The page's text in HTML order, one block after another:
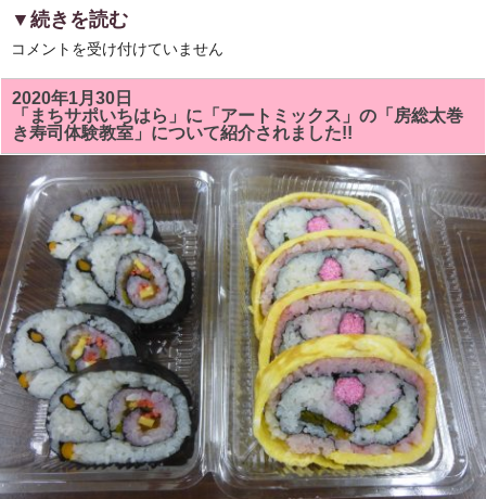
▼続きを読む
「伝
の
祭
り
ず
し．
美
い
ヘ
ル
シ
ー
家
庭
料
理」
の
本
は
「房
総
フ
ァ
リ
ア
新
コメントを受け付けていません
2020年1月30日
「まちサポいちはら」に「アートミックス」の「房総太巻
き寿司体験教室」について紹介されました!!